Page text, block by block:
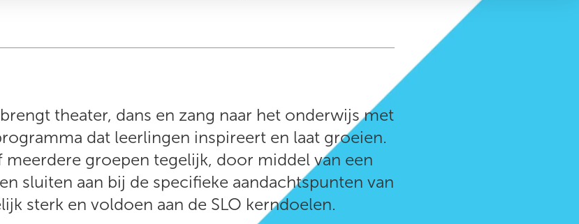
theater, dans en zang naar het onderwijs met
dat leerlingen inspireert en laat groeien.
meerdere groepen tegelijk, door middel van een
sluiten aan bij de specifieke aandachtspunten van
sterk en voldoen aan de SLO kerndoelen.